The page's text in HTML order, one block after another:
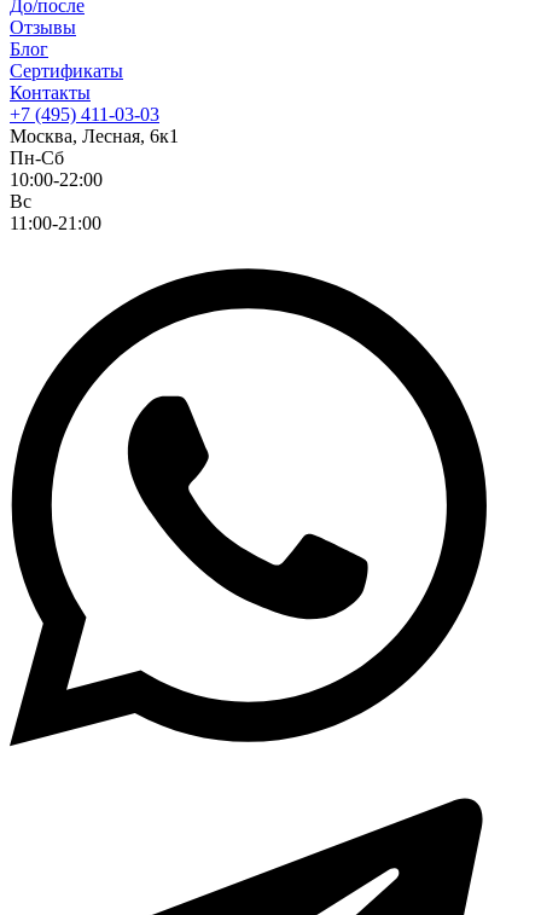
До/после
Отзывы
Блог
Сертификаты
Контакты
+7 (495) 411-03-03
Москва, Лесная, 6к1
Пн-Сб
10:00-22:00
Вс
11:00-21:00